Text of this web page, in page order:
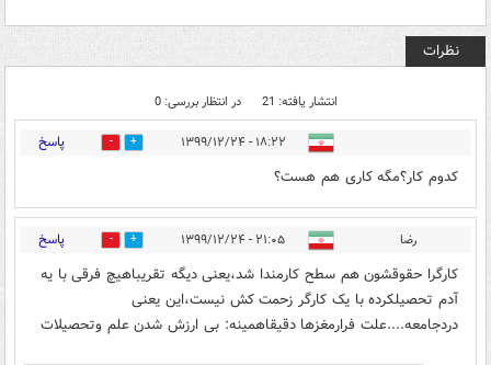
نظرات
انتشار یافته: 21 در انتظار بررسی: 0
۱۸:۲۲ - ۱۳۹۹/۱۲/۲۴ 4 پاسخ
کدوم کار؟مگه کاری هم هست؟
رضا ۲۱:۰۵ - ۱۳۹۹/۱۲/۲۴ 6 پاسخ
کارگرا حقوقشون هم سطح کارمندا شد،یعنی دیگه تقریباهیچ فرقی با یه
آدم تحصیلکرده با یک کارگر زحمت کش نیست،این یعنی
دردجامعه....علت فرارمغزها دقیقاهمینه: بی ارزش شدن علم وتحصیلات